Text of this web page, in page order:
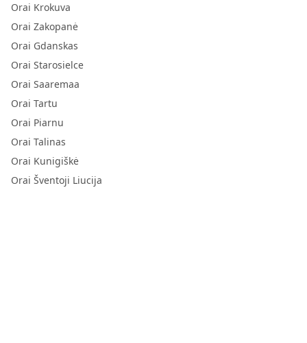
Orai Krokuva
Orai Zakopanė
Orai Gdanskas
Orai Starosielce
Orai Saaremaa
Orai Tartu
Orai Piarnu
Orai Talinas
Orai Kunigiškė
Orai Šventoji Liucija